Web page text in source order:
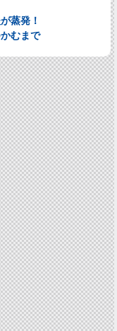
蒸発！
むまで